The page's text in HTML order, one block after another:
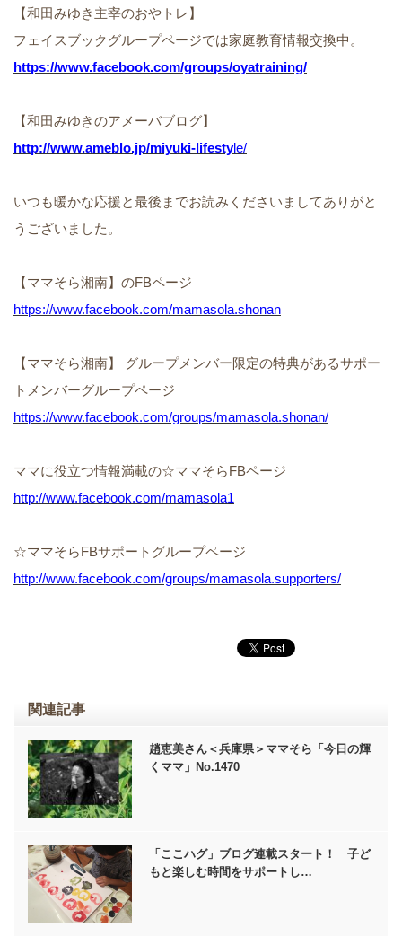
【和田みゆき主宰のおやトレ】
フェイスブックグループページでは家庭教育情報交換中。
https://www.facebook.com/groups/oyatraining/
【和田みゆきのアメーバブログ】
http://www.ameblo.jp/miyuki-lifestyle/
いつも暖かな応援と最後までお読みくださいましてありがと
うございました。
【ママそら湘南】のFBページ
https://www.facebook.com/mamasola.shonan
【ママそら湘南】 グループメンバー限定の特典があるサポー
トメンバーグループページ
https://www.facebook.com/groups/mamasola.shonan/
ママに役立つ情報満載の☆ママそらFBページ
http://www.facebook.com/mamasola1
☆ママそらFBサポートグループページ
http://www.facebook.com/groups/mamasola.supporters/
関連記事
趙恵美さん＜兵庫県＞ママそら「今日の輝
くママ」No.1470
「ここハグ」ブログ連載スタート！ 子ど
もと楽しむ時間をサポートし…